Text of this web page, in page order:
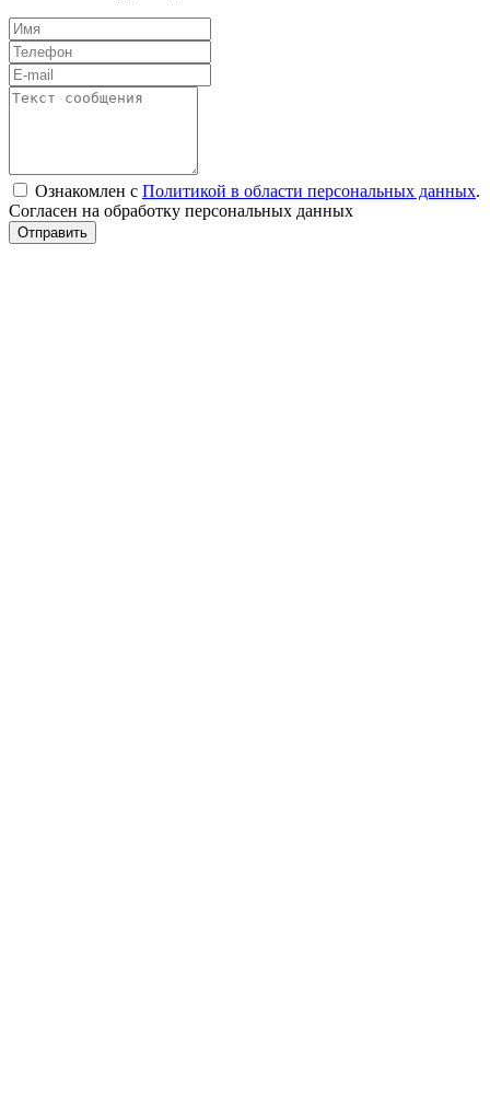
Ознакомлен с Политикой в области персональных данных.
Согласен на обработку персональных данных
Отправить